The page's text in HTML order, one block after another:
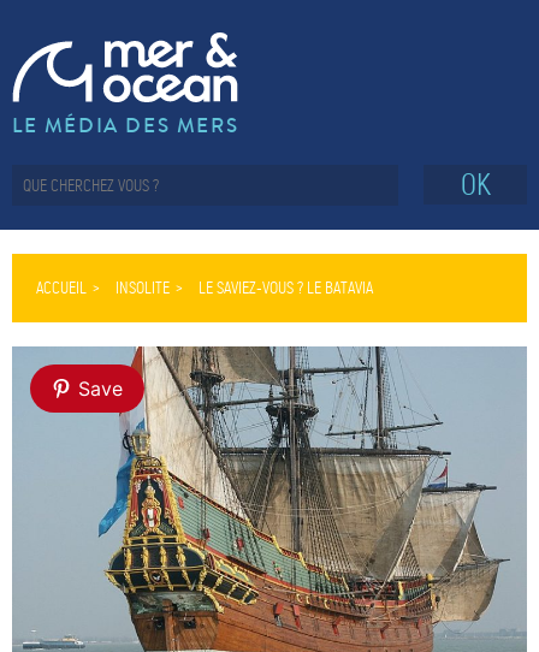
LE MÉDIA DES MERS
OK
ACCUEIL INSOLITE LE SAVIEZ-VOUS ? LE BATAVIA
Save